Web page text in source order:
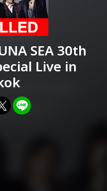
SEA 30th
Live in